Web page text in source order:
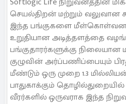
செயல்திறன் மற்றும் வலுவான
இந்த பங்குகளை
உறுதியான அடித்தளத்தை
பங்குதாரர்களுக்கு
குழுவின் அர்ப்பணிப்பையும்
மீண்டும் ஒரு முறை 1.3
பாதுகாக்கும்
வீரர்களில் ஒருவராக இந்த